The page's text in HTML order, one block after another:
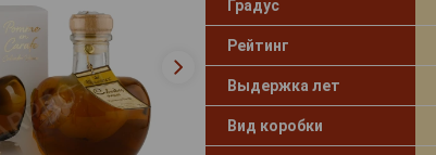
Градус
Рейтинг
Выдержка лет
Вид коробки